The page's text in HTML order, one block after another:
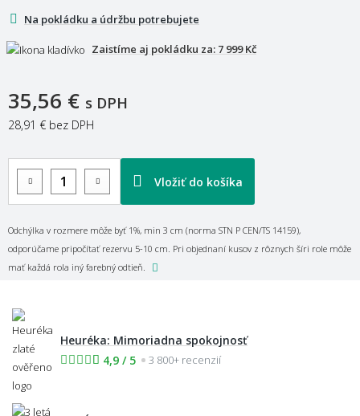
Na pokládku a údržbu potrebujete
Zaistíme aj pokládku za: 7 999 Kč
35,56 € s DPH
28,91 € bez DPH
Vložiť do košíka
Odchýlka v rozmere môže byť 1%, min 3 cm (norma STN P CEN/TS 14159),
odporúčame pripočítať rezervu 5-10 cm. Pri objednaní kusov z rôznych šíri role môže
mať každá rola iný farebný odtieň.
Heuréka: Mimoriadna spokojnosť
4,9 / 5
3 800+ recenzií